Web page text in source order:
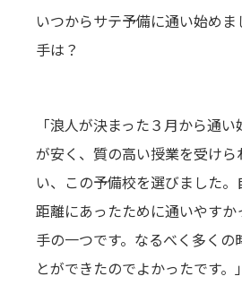
いつからサテ予備に通い始め
手は？
「浪人が決まった３月から通
が安く、質の高い授業を受け
い、この予備校を選びました
距離にあったために通いやす
手の一つです。なるべく多くの
とができたのでよかったです。 」